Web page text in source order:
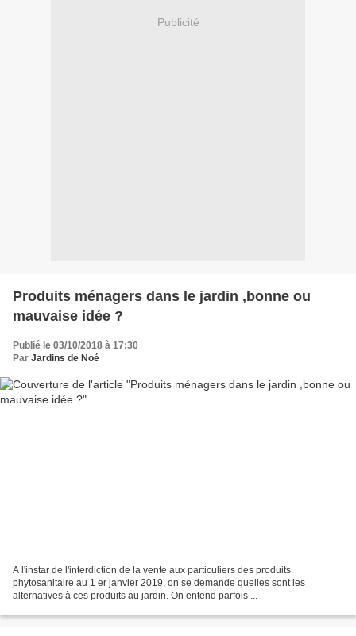
Publicité
Produits ménagers dans le jardin ,bonne ou
mauvaise idée ?
Publié le 03/10/2018 à 17:30
Par Jardins de Noé
A l'instar de l'interdiction de la vente aux particuliers des produits
phytosanitaire au 1 er janvier 2019, on se demande quelles sont les
alternatives à ces produits au jardin. On entend parfois ...